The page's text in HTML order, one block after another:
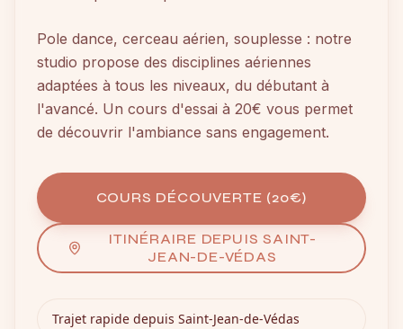
Pole dance, cerceau aérien, souplesse : notre
studio propose des disciplines aériennes
adaptées à tous les niveaux, du débutant à
l'avancé. Un cours d'essai à 20€ vous permet
de découvrir l'ambiance sans engagement.
COURS DÉCOUVERTE (20€)
ITINÉRAIRE DEPUISSAINT-
JEAN-DE-VÉDAS
Trajet rapide depuis Saint-Jean-de-Védas